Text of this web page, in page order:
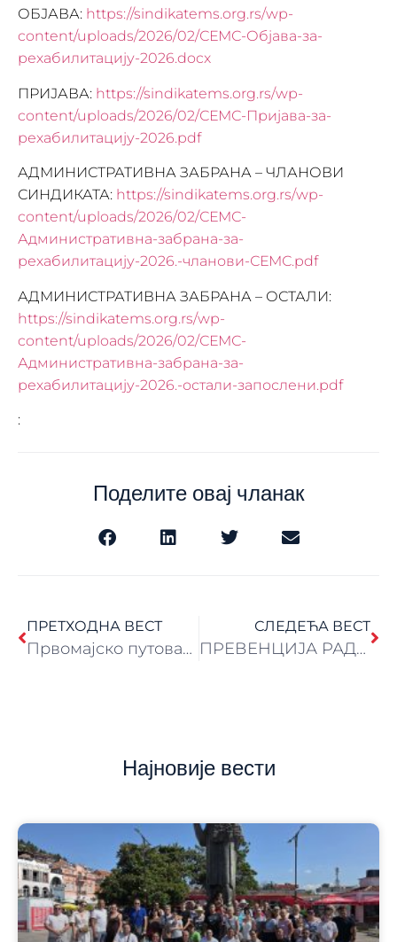
ОБЈАВА: https://sindikatems.org.rs/wp-
content/uploads/2026/02/СЕМС-Објава-за-
рехабилитацију-2026.docx
ПРИЈАВА: https://sindikatems.org.rs/wp-
content/uploads/2026/02/СЕМС-Пријава-за-
рехабилитацију-2026.pdf
АДМИНИСТРАТИВНА ЗАБРАНА – ЧЛАНОВИ
СИНДИКАТА: https://sindikatems.org.rs/wp-
content/uploads/2026/02/СЕМС-
Административна-забрана-за-
рехабилитацију-2026.-чланови-СЕМС.pdf
АДМИНИСТРАТИВНА ЗАБРАНА – ОСТАЛИ:
https://sindikatems.org.rs/wp-
content/uploads/2026/02/СЕМС-
Административна-забрана-за-
рехабилитацију-2026.-остали-запослени.pdf
:
Поделите овај чланак
ПРЕТХОДНА ВЕСТ
Првомајско путовање “ITALIJA APULIA 2026”
СЛЕДЕЋА ВЕСТ
ПРЕВЕНЦИЈА РАДНЕ ИНВАЛИДНОСТИ 2026.
Најновије вести